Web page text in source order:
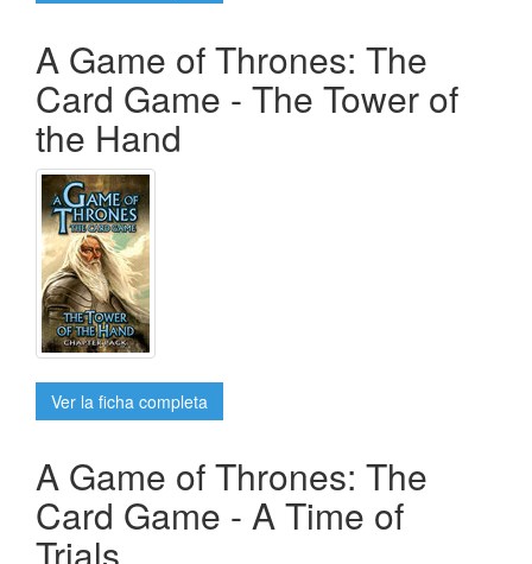
A Game of Thrones: The
Card Game - The Tower of
the Hand
Ver la ficha completa
A Game of Thrones: The
Card Game - A Time of